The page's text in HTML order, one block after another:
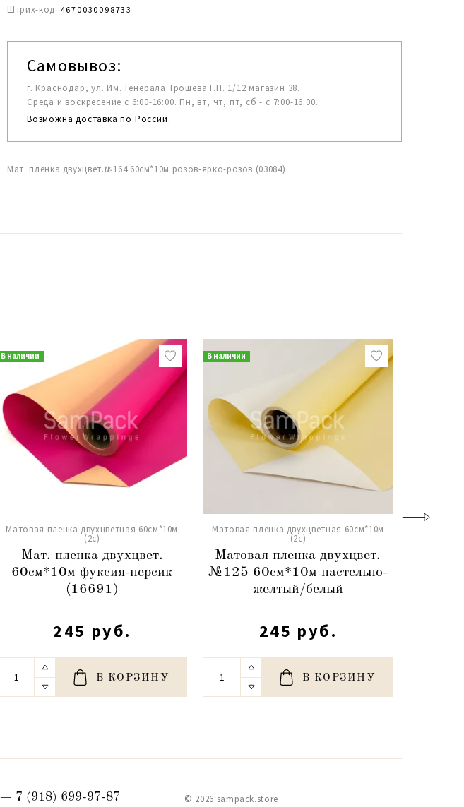
Штрих-код: 4670030098733
Самовывоз:
г. Краснодар, ул. Им. Генерала Трошева Г.Н. 1/12 магазин 38.
Среда и воскресение с 6:00-16:00. Пн, вт, чт, пт, сб - с 7:00-16:00.
Возможна доставка по России.
Мат. пленка двухцвет.№164 60см*10м розов-ярко-розов.(03084)
В наличии
Матовая пленка двухцветная 60см*10м
(2c)
Мат. пленка двухцвет.
60см*10м фуксия-персик
(16691)
245 руб.
В КОРЗИНУ
В наличии
Матовая пленка двухцветная 60см*10м
(2c)
Матовая пленка двухцвет.
№125 60см*10м пастельно-
желтый/белый
245 руб.
В КОРЗИНУ
+ 7 (918) 699-97-87 © 2026 sampack.store